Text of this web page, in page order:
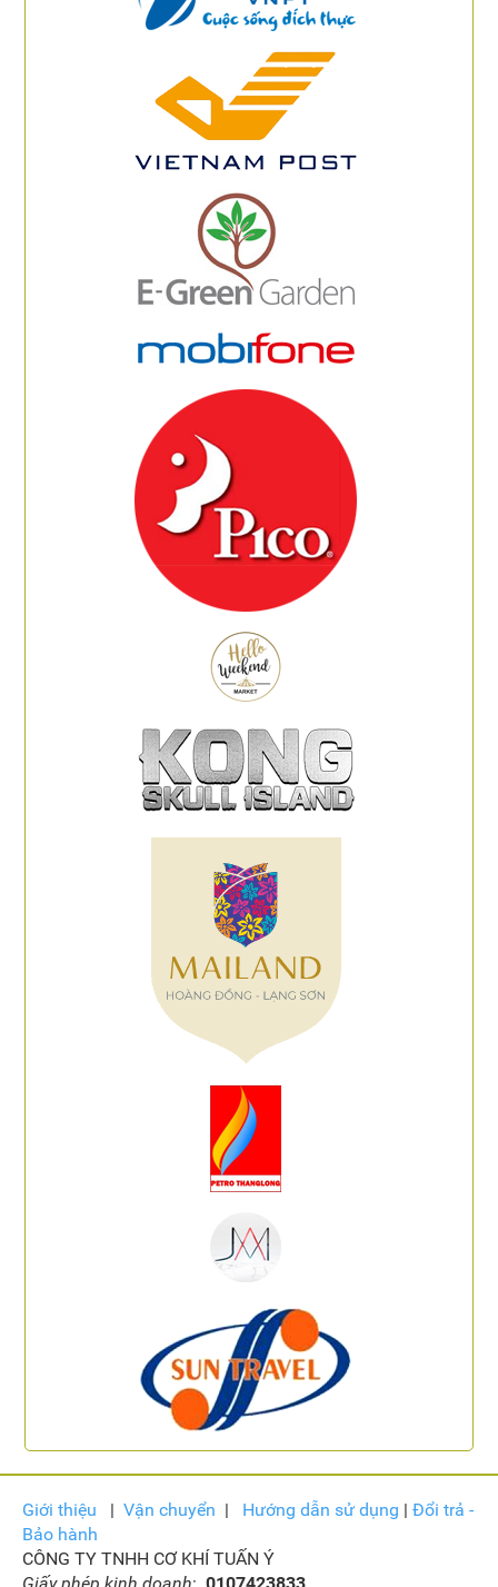
Giới thiệu | Vận chuyển | Hướng dẫn sử dụng | Đổi trả -
Bảo hành
CÔNG TY TNHH CƠ KHÍ TUẤN Ý